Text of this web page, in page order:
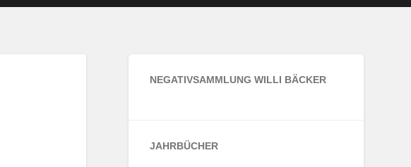
NEGATIVSAMMLUNG WILLI BÄCKER
JAHRBÜCHER